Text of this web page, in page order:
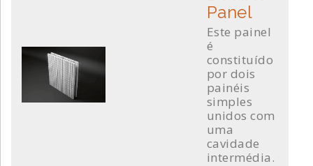
Panel
Este painel
é
constituído
por dois
painéis
simples
unidos com
uma
cavidade
intermédia.